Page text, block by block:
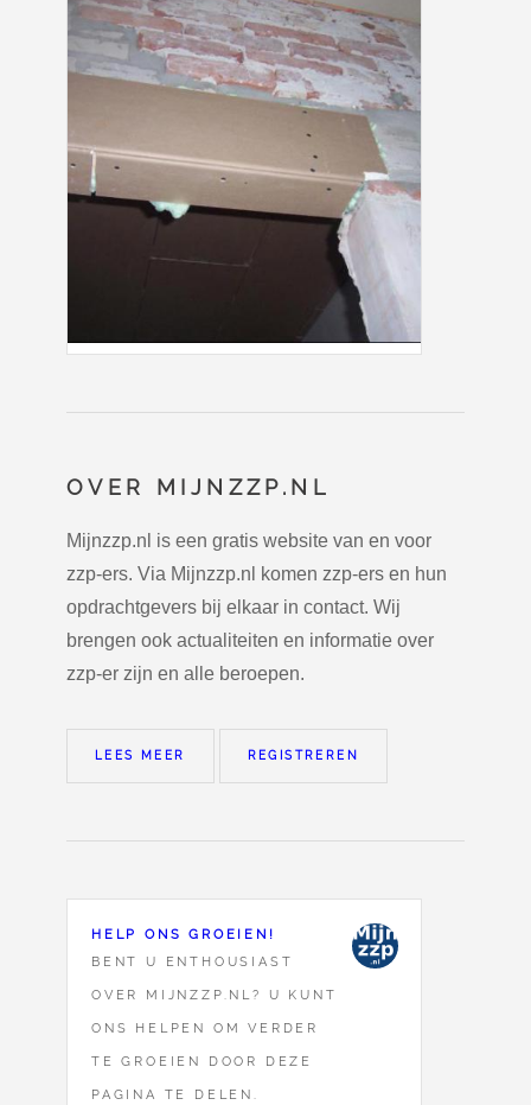
OVER MIJNZZP.NL
Mijnzzp.nl is een gratis website van en voor
zzp-ers. Via Mijnzzp.nl komen zzp-ers en hun
opdrachtgevers bij elkaar in contact. Wij
brengen ook actualiteiten en informatie over
zzp-er zijn en alle beroepen.
LEES MEER REGISTREREN
HELP ONS GROEIEN!
BENT U ENTHOUSIAST
OVER MIJNZZP.NL? U KUNT
ONS HELPEN OM VERDER
TE GROEIEN DOOR DEZE
PAGINA TE DELEN.